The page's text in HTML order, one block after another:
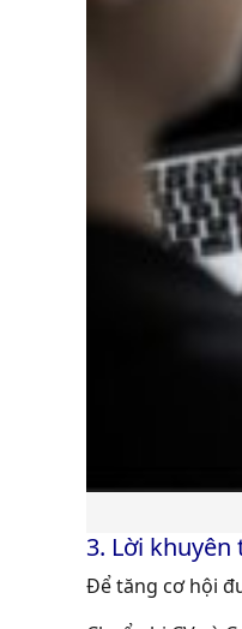
3. Lời
Để tăng cơ hội